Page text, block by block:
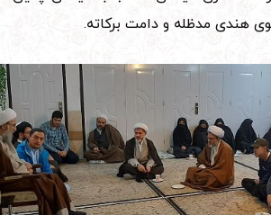
هندی مدظله و دامت برکاته.